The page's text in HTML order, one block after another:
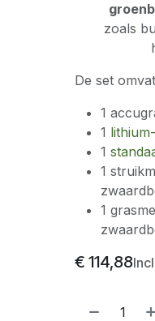
zoals
De set
1
1
1
1
1
€ 114,88